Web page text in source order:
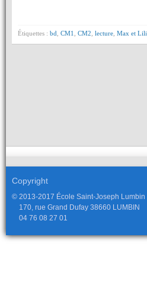
Étiquettes : bd CM1 CM2 lecture Max et Lili
Copyright
© 2013-2017 École Saint-Joseph Lumbin
170, rue Grand Dufay 38660 LUMBIN
04 76 08 27 01